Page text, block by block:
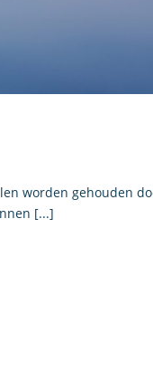
worden gehouden
[...]